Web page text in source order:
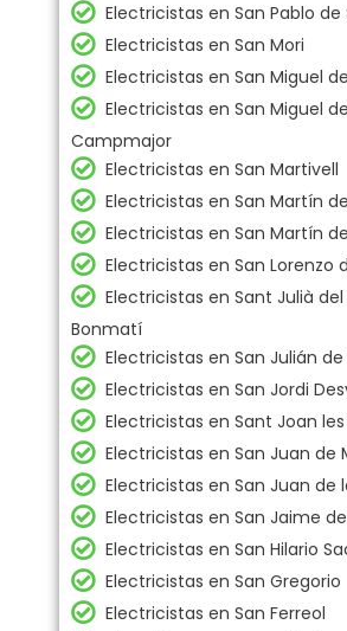
Electricistas en San Pablo de
Electricistas en San Mori
Electricistas en San Miguel
Electricistas en San Miguel de
Campmajor
Electricistas en San Martivell
Electricistas en San Martín
Electricistas en San Martín
Electricistas en San Lorenzo
Electricistas en Sant Julià del
Bonmatí
Electricistas en San Julián de
Electricistas en San Jordi
Electricistas en Sant Joan
Electricistas en San Juan de
Electricistas en San Juan de
Electricistas en San Jaime
Electricistas en San Hilario
Electricistas en San Gregorio
Electricistas en San Ferreol